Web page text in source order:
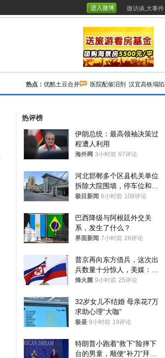
进入微博 微访谈,大事件
热点： 优酷土豆合并 医院配催泪剂 汉宜高铁塌陷
热评榜
伊朗总统：最高领袖决策过
程遭人利用
海外网 3小时前 67评论
河北邯郸多个区县机关单位
拆除大院围墙，停车位和厕
所免费开放，当地多部门回
极目新闻 6小时前 108评论
巴西降级与阿根廷外交关
系，发生了什么？
界面新闻 7小时前 28评论
普京再向东方借兵，这次出
兵数量十分惊人，美媒：俄
朝要动真格？
烽火菌 9小时前 25评论
32岁女儿不结婚 母亲花7万
求助心理“大咖”
极昼 9小时前 19评论
特朗普小跑着“救下”险摔下
台的男童，顺便“补刀”拜